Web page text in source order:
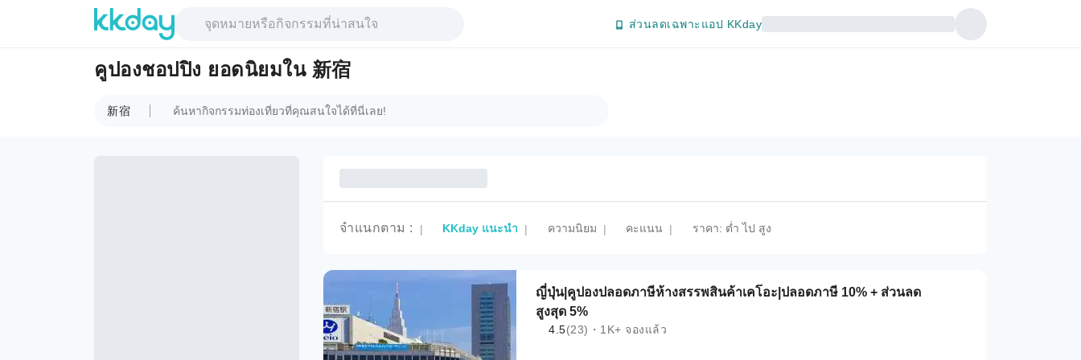
ส่วนลดเฉพาะแอป KKday
คูปองชอปปิง ยอดนิยมใน 新宿
新宿
จำแนกตาม : | KKday แนะนำ | ความนิยม | คะแนน | ราคา: ต่ำ ไป สูง
ญี่ปุ่น|คูปองปลอดภาษีห้างสรรพสินค้าเคโอะ|ปลอดภาษี 10% + ส่วนลด
สูงสุด 5%
4.5(23)・1K+ จองแล้ว